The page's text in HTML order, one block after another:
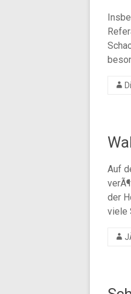
Auf
der
viele